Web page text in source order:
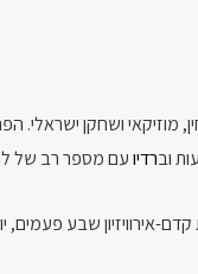
2022, י"ז באב ה'תשפ"ב) היה זמר,
רדיועם מספר רב של